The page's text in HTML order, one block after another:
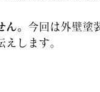
。 今回は外壁塗
します。